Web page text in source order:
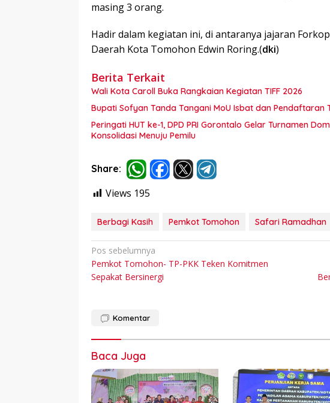
masing 3 orang.
Hadir dalam kegiatan ini, di antaranya jajaran
Daerah Kota Tomohon Edwin Roring.(dki)
Berita Terkait
Wali Kota Caroll Buka Rangkaian Kegiatan TIFF 2026
Bupati Sofyan Tanda Tangani MoU Isbat dan Pendaftaran
Peringati HUT ke-1, DPD PRI Gorontalo Gelar Turnamen
Konsolidasi Menuju Pemilu
Share:
Views 195
Berbagi Kasih Pemkot Tomohon Safari Ramadhan
Navigasi
pos
Pos sebelumnya
Pemkot Tomohon- TP-PKK Teken Komitmen
Sepakat Bersinergi
Komentar
Baca Juga